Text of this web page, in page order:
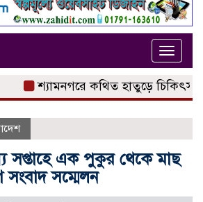
Toggle
শ্যামনগরে কথিত হাতুড়ে চিকিৎসকের
সপ্তাহে এক পুকুর থেকে মাছ
সম্মেলন